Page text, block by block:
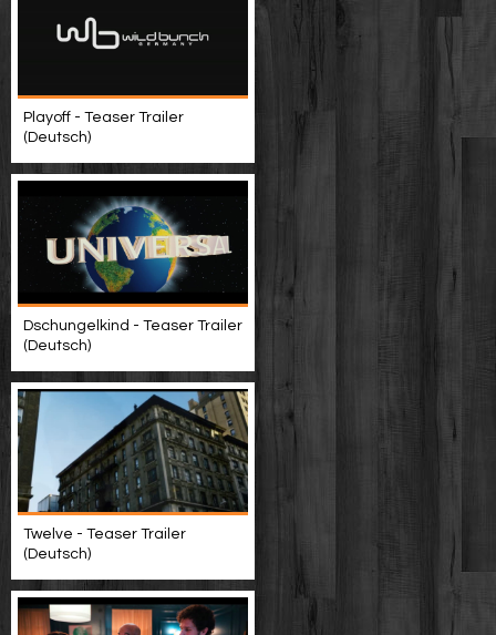
Playoff - Teaser Trailer
(Deutsch)
Dschungelkind - Teaser Trailer
(Deutsch)
Twelve - Teaser Trailer
(Deutsch)